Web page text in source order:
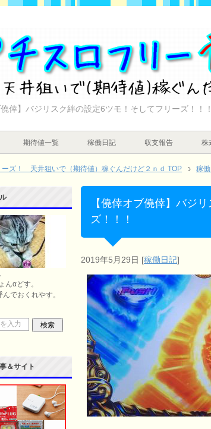
僥倖】バジリスク絆の設定6ツモ！そしてフリーズ！！！
期待値一覧 稼働日記 収支報告 株
ーズ！ 天井狙いで（期待値）稼ぐんだけど２ｎｄ TOP 稼
【僥倖オブ僥倖】バジ
ズ！！！
2019年5月29日 [稼働日記]
んαどす。
んでおくれやす。
＆サイト